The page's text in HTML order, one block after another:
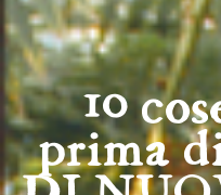
10
prima